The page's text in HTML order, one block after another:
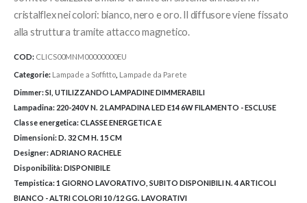
a
307,00€
cristalflex nei colori: bianco, nero e oro. Il diffusore viene fissato
alla struttura tramite attacco magnetico.
COD: CLICS00MNM00000000EU
Categorie: Lampade a Soffitto Lampade da Parete
Dimmer:SI, UTILIZZANDO LAMPADINE DIMMERABILI
Lampadina: 220-240V N. 2 LAMPADINA LED E14 6W FILAMENTO - ESCLUSE
Classe energetica:CLASSE ENERGETICA E
Dimensioni:D. 32 CM H. 15 CM
Designer: ADRIANO RACHELE
Disponibilità:DISPONIBILE
Tempistica:1 GIORNO LAVORATIVO, SUBITO DISPONIBILI N. 4 ARTICOLI
BIANCO - ALTRI COLORI 10 /12 GG. LAVORATIVI